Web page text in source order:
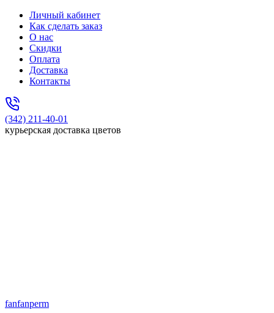
Личный кабинет
Как сделать заказ
О нас
Скидки
Оплата
Доставка
Контакты
(342) 211-40-01
курьерская доставка цветов
fanfanperm